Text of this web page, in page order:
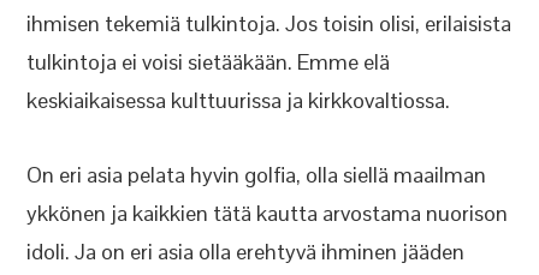
ihmisen tekemiä tulkintoja. Jos toisin olisi, erilaisista
tulkintoja ei voisi sietääkään. Emme elä
keskiaikaisessa kulttuurissa ja kirkkovaltiossa.
On eri asia pelata hyvin golfia, olla siellä maailman
ykkönen ja kaikkien tätä kautta arvostama nuorison
idoli. Ja on eri asia olla erehtyvä ihminen jääden